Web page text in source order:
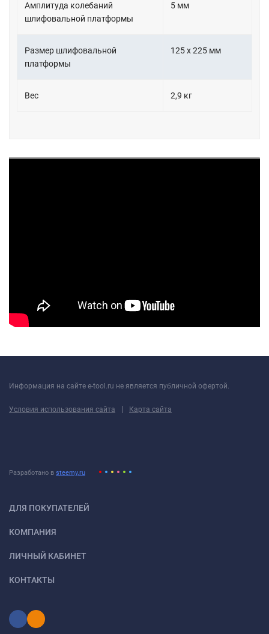
Амплитуда колебаний
шлифовальной платформы
5 мм
Размер шлифовальной
платформы
125 х 225 мм
Вес 2,9 кг
Информация на сайте e-tool.ru не является публичной офертой.
Условия использования сайта | Карта сайта
Разработано в steemy.ru
ДЛЯ ПОКУПАТЕЛЕЙ
КОМПАНИЯ
ЛИЧНЫЙ КАБИНЕТ
КОНТАКТЫ